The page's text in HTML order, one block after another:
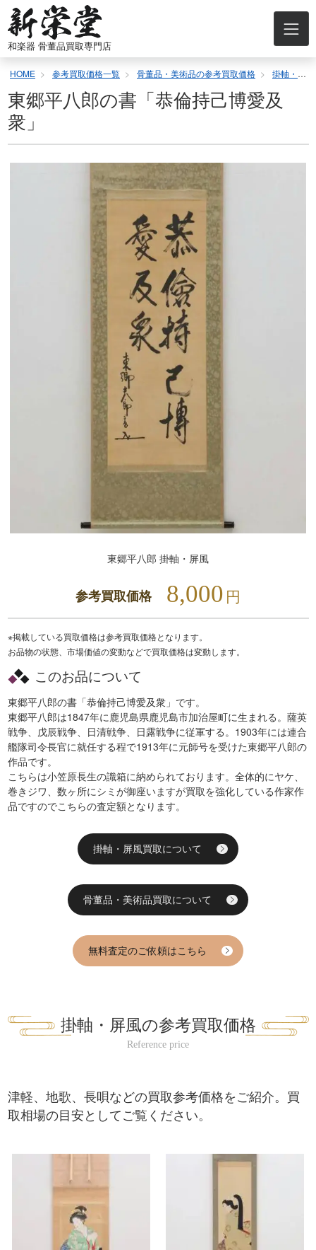
ン
ス
キ
ッ
プ
和楽器 骨董品買取専門店
HOME 参考買取価格一覧 骨董品・美術品の参考買取価格 掛軸・屏風の参考買取価格
東郷平八郎の書「恭倫持己博愛及
衆」
東郷平八郎 掛軸・屏風
参考買取価格 8,000 円
※掲載している買取価格は参考買取価格となります。
お品物の状態、市場価値の変動などで買取価格は変動します。
このお品について
東郷平八郎の書「恭倫持己博愛及衆」です。
東郷平八郎は1847年に鹿児島県鹿児島市加治屋町に生まれる。薩英
戦争、戊辰戦争、日清戦争、日露戦争に従軍する。1903年には連合
艦隊司令長官に就任する程で1913年に元師号を受けた東郷平八郎の
作品です。
こちらは小笠原長生の識箱に納められております。全体的にヤケ、
巻きジワ、数ヶ所にシミが御座いますが買取を強化している作家作
品ですのでこちらの査定額となります。
掛軸・屏風買取について
骨董品・美術品買取について
無料査定のご依頼はこちら
掛軸・屏風の参考買取価格
津軽、地歌、長唄などの買取参考価格をご紹介。買
取相場の目安としてご覧ください。